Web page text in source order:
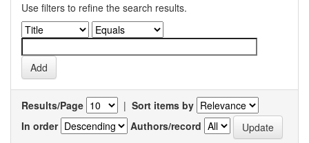
Use filters to refine the search results.
Results/Page | Sort items by
In order
Authors/record